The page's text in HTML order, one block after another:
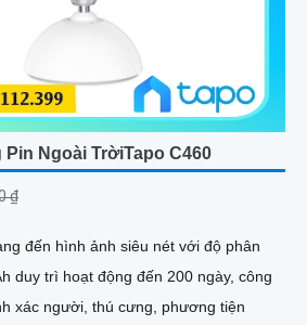
Pin Ngoài TrờiTapo C460
₫
đến hình ảnh siêu nét với độ phân
duy trì hoạt động đến 200 ngày, công
xác người, thú cưng, phương tiện